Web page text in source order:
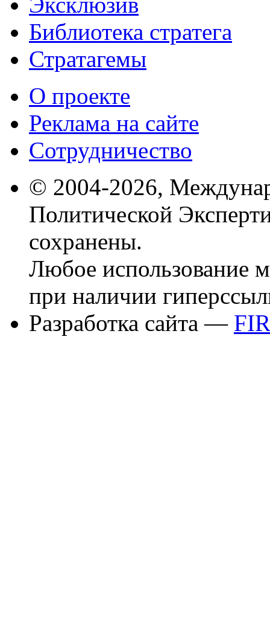
Библиотека стратега
Стратагемы
О проекте
Реклама на сайте
Сотрудничество
© 2004-2026,
Политической
сохранены.
Любое использование
при наличии
Разработка сайта —